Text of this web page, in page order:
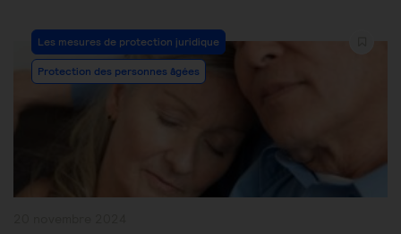
Post
Category:
Les mesures de protection juridique
Protection des personnes âgées